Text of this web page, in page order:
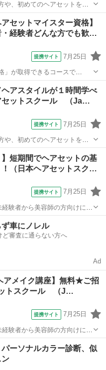
や、初めてのヘアセットを一
術を実際に体感して頂きま
ットしてもらいます(*˘︶
セットマイスター資格】
経験者どんな方でも歓…
提携サイト 7月25日
」が取得できるコースで
の方まで幅広い方を対象とし
...
ヘアスタイルが１時間学べ
セットスクール （Ja…
提携サイト 7月25日
、初めてのヘアセットを一
術を実際に体感して頂きま
ットしてもらいます(*˘︶
】短期間でヘアセットの基
（日本ヘアセットスク…
提携サイト 7月25日
験者から美容師の方向けにヘ
クールです！長期～短期ま
することが出来ますよ！☆
車にノレル
審査に通らない方へ
Ad
アメイク講座】無料★ご招
トスクール （J…
提携サイト 7月25日
験者から美容師の方向けにヘ
クールです！☆ 長期〜短期ま
ことができます！ 何のス
パーソナルカラー診断、似